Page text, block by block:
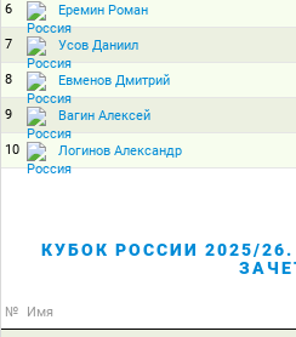
6 Еремин Роман
7 Усов Даниил
8 Евменов Дмитрий
9 Вагин Алексей
10 Логинов Александр
КУБОК РОССИИ 2025/
№ Имя